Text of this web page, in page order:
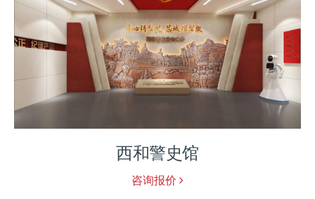
圣洲细胞生命科学馆
咨询报价